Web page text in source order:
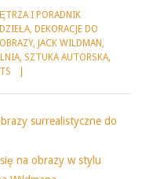
I PORADNIK
, DEKORACJE DO
, JACK WILDMAN,
, SZTUKA AUTORSKA,
surrealistyczne do
na obrazy w stylu